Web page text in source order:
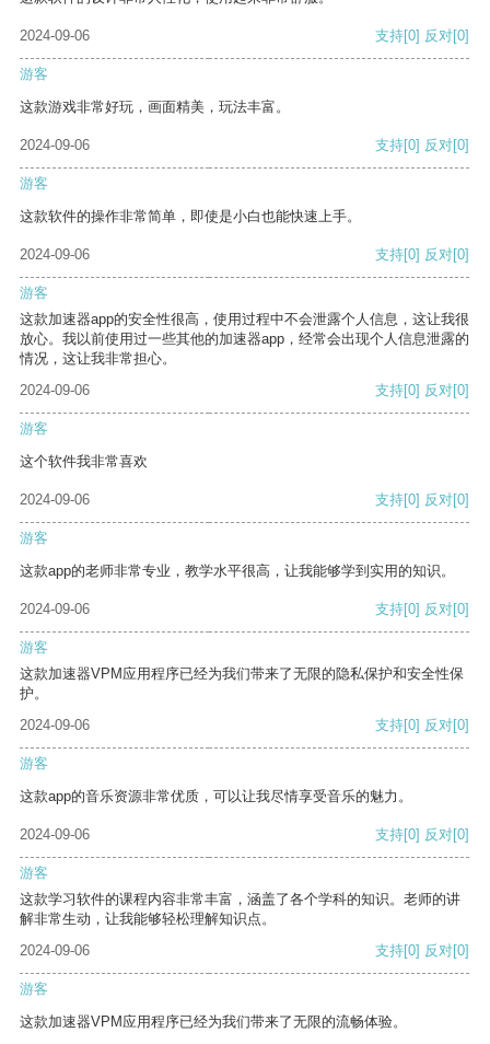
2024-09-06 支持[0] 反对[0]
游客
这款游戏非常好玩，画面精美，玩法丰富。
2024-09-06 支持[0] 反对[0]
游客
这款软件的操作非常简单，即使是小白也能快速上手。
2024-09-06 支持[0] 反对[0]
游客
这款加速器app的安全性很高，使用过程中不会泄露个人信息，这让我很
放心。我以前使用过一些其他的加速器app，经常会出现个人信息泄露的
情况，这让我非常担心。
2024-09-06
支持[0] 反对[0]
游客
这个软件我非常喜欢
2024-09-06 支持[0] 反对[0]
游客
这款app的老师非常专业，教学水平很高，让我能够学到实用的知识。
2024-09-06 支持[0] 反对[0]
游客
这款加速器VPM应用程序已经为我们带来了无限的隐私保护和安全性保
护。
2024-09-06
支持[0] 反对[0]
游客
这款app的音乐资源非常优质，可以让我尽情享受音乐的魅力。
2024-09-06 支持[0] 反对[0]
游客
这款学习软件的课程内容非常丰富，涵盖了各个学科的知识。老师的讲
解非常生动，让我能够轻松理解知识点。
2024-09-06
支持[0] 反对[0]
游客
这款加速器VPM应用程序已经为我们带来了无限的流畅体验。